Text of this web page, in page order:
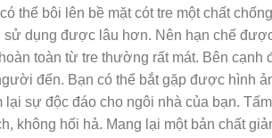
thể bôi lên bề mặt cót tre một chất chống
sử dụng được lâu hơn. Nên hạn chế
toàn từ tre thường rất mát. Bên cạnh
đến. Bạn có thể bắt gặp được hình
sự độc đáo cho ngôi nhà của bạn. Tấm
không hối hả. Mang lại một bản chất